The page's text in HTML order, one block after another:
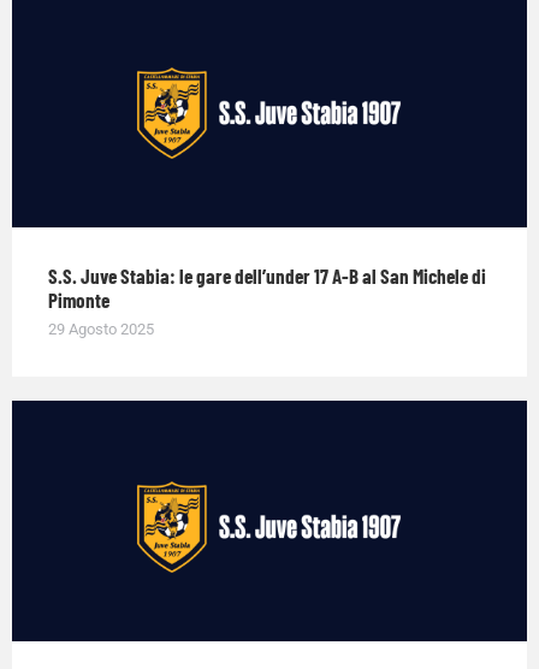
S.S. Juve Stabia: le gare dell’under 17 A-B al San Michele di
Pimonte
29 Agosto 2025